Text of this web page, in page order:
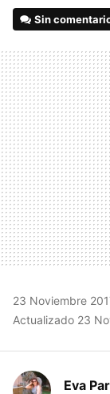
Sin
23 Noviembre
Actualizado 23
Eva